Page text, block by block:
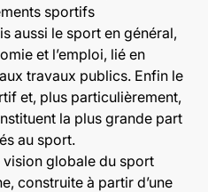
sportifs
aussi le sport en général,
et l’emploi, lié en
travaux publics. Enfin le
et, plus particulièrement,
la plus grande part
au sport.
globale du sport
construite à partir d’une